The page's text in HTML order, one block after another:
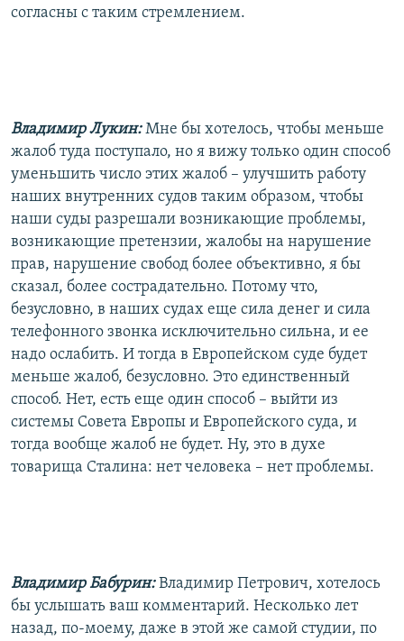
согласны с таким стремлением.
Владимир Лукин: Мне бы хотелось, чтобы меньше
жалоб туда поступало, но я вижу только один способ
уменьшить число этих жалоб – улучшить работу
наших внутренних судов таким образом, чтобы
наши суды разрешали возникающие проблемы,
возникающие претензии, жалобы на нарушение
прав, нарушение свобод более объективно, я бы
сказал, более сострадательно. Потому что,
безусловно, в наших судах еще сила денег и сила
телефонного звонка исключительно сильна, и ее
надо ослабить. И тогда в Европейском суде будет
меньше жалоб, безусловно. Это единственный
способ. Нет, есть еще один способ – выйти из
системы Совета Европы и Европейского суда, и
тогда вообще жалоб не будет. Ну, это в духе
товарища Сталина: нет человека – нет проблемы.
Владимир Бабурин: Владимир Петрович, хотелось
бы услышать ваш комментарий. Несколько лет
назад, по-моему, даже в этой же самой студии, по